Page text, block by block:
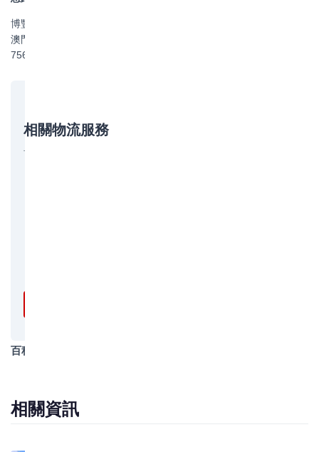
博豐物流專業提供國內集裝箱海運、國際海運（FCL/LCL）、香港
澳門物流專線及拖車報關倉儲等一站式物流服務。聯繫電話：130-
7567-8958（黃經理），立即致電獲取專屬報價！
相關物流服務
博豐物流提供以下相關服務，歡迎諮詢：
百科類別
相關資訊